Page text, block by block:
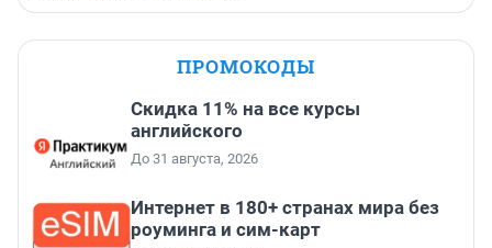
ПРОМОКОДЫ
Скидка 11% на все курсы
английского
До 31 августа, 2026
Интернет в 180+ странах мира без
роуминга и сим-карт